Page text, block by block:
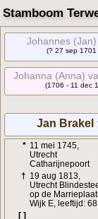
Stamboom
Johannes
(? 27 sep 1701
Johanna (Anna)
(1706 - 11 dec
Jan Brakel
* 11 mei 1745,
Utrecht
Catharijnepoort
† 19 aug 1813,
Utrecht
op de
Wijk E, leeftijd: 68
[ ]